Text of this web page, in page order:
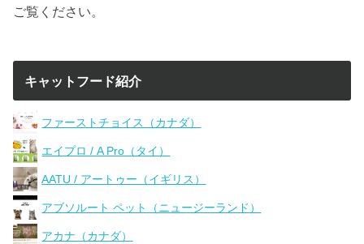
ご覧ください。
キャットフード紹介
ファーストチョイス（カナダ）
エイプロ / A Pro（タイ）
AATU / アートゥー（イギリス）
アブソルート ペット（ニュージーランド）
アカナ（カナダ）